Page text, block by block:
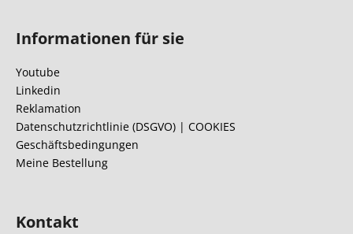
Informationen für sie
Youtube
Linkedin
Reklamation
Datenschutzrichtlinie (DSGVO) | COOKIES
Geschäftsbedingungen
Meine Bestellung
Kontakt